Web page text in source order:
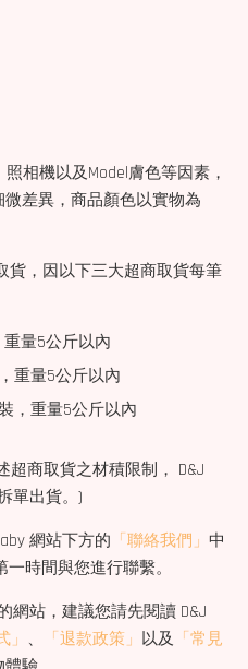
相機以及Model膚色等因素，
差異，商品顏色以實物為
貨，因以下三大超商取貨每筆
重量5公斤以內
重量5公斤以內
，重量5公斤以內
超商取貨之材積限制， D&J
單出貨。)
網站下方的 「聯絡我們」 中
一時間與您進行聯繫。
網站，建議您請先閱讀 D&J
」 、 「退款政策」 以及 「常見